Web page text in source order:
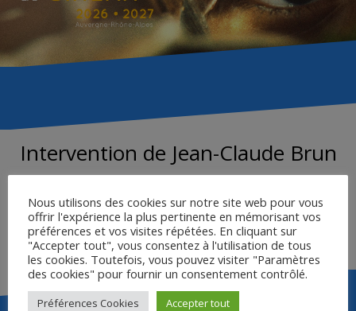
Intervention de Jean-Claude Brun
DÉCOUPAGE DU FILM
4 PROPOSITIONS DE TRAVAIL
Nous utilisons des cookies sur notre site web pour vous
offrir l'expérience la plus pertinente en mémorisant vos
préférences et vos visites répétées. En cliquant sur
"Accepter tout", vous consentez à l'utilisation de tous
les cookies. Toutefois, vous pouvez visiter "Paramètres
des cookies" pour fournir un consentement contrôlé.
Préférences Cookies Accepter tout